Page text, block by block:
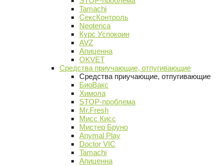
Tamachi
СексКонтроль
Neoterica
Курс Успокоин
AVZ
Апиценна
OKVET
Средства приучающие, отпугивающие
Средства приучающие, отпугивающие
БиоВакс
Химола
STOP-проблема
Mr.Fresh
Мисс Кисс
Мистер Бруно
Anymal Play
Doctor VIC
Tamachi
Апиценна